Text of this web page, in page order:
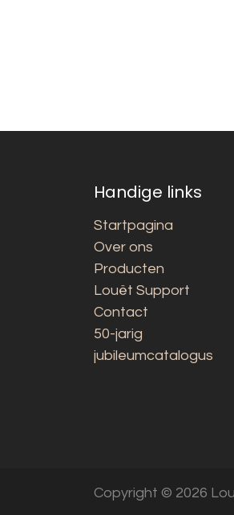
Handige links
Startpagina
Over ons
Producten
Louët Support
Contact
50-jarig
jubileumcatalogus
Copyright © 2026